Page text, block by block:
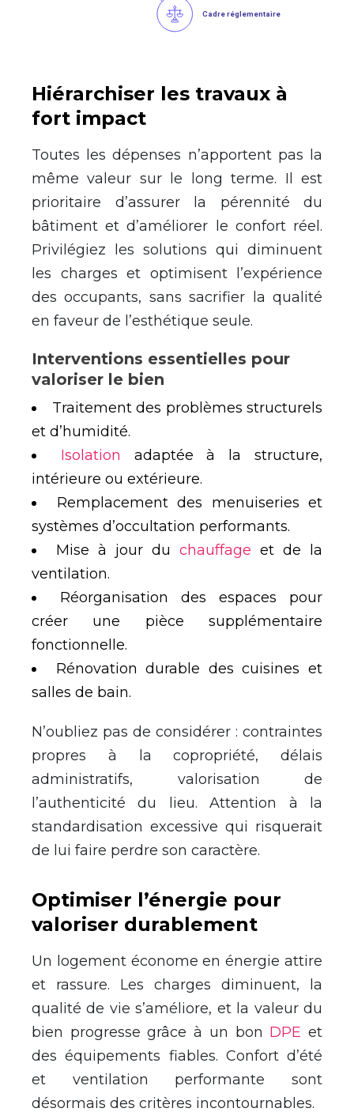
Hiérarchiser les travaux à
fort impact
Toutes les dépenses n’apportent pas la
même valeur sur le long terme. Il est
prioritaire d’assurer la pérennité du
bâtiment et d’améliorer le confort réel.
Privilégiez les solutions qui diminuent
les charges et optimisent l’expérience
des occupants, sans sacrifier la qualité
en faveur de l’esthétique seule.
Interventions essentielles pour
valoriser le bien
Traitement des problèmes structurels
et d’humidité.
Isolation adaptée à la structure,
intérieure ou extérieure.
Remplacement des menuiseries et
systèmes d’occultation performants.
Mise à jour du chauffage et de la
ventilation.
Réorganisation des espaces pour
créer une pièce supplémentaire
fonctionnelle.
Rénovation durable des cuisines et
salles de bain.
N’oubliez pas de considérer : contraintes
propres à la copropriété, délais
administratifs, valorisation de
l’authenticité du lieu. Attention à la
standardisation excessive qui risquerait
de lui faire perdre son caractère.
Optimiser l’énergie pour
valoriser durablement
Un logement économe en énergie attire
et rassure. Les charges diminuent, la
qualité de vie s’améliore, et la valeur du
bien progresse grâce à un bon DPE et
des équipements fiables. Confort d’été
et ventilation performante sont
désormais des critères incontournables.